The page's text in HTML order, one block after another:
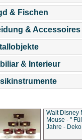
& Fischen
& Accessoires
& Interieur
Walt Disney
Mouse - "
Jahre - Deko